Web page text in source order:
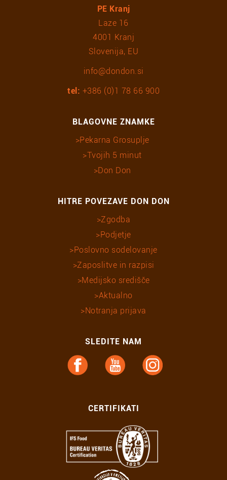
PE Kranj
Laze 16
4001 Kranj
Slovenija, EU
info@dondon.si
tel: +386 (0)1 78 66 900
BLAGOVNE ZNAMKE
Pekarna Grosuplje
Tvojih 5 minut
Don Don
HITRE POVEZAVE DON DON
Zgodba
Podjetje
Poslovno sodelovanje
Zaposlitve in razpisi
Medijsko središče
Aktualno
Notranja prijava
SLEDITE NAM
CERTIFIKATI